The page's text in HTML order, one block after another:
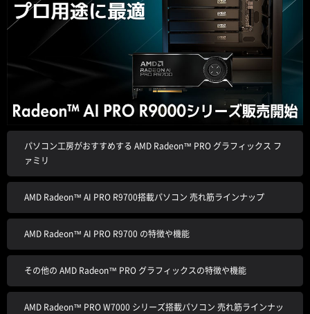
パソコン工房がおすすめする AMD Radeon™ PRO グラフィックス フ
ァミリ
AMD Radeon™ AI PRO R9700搭載パソコン 売れ筋ラインナップ
AMD Radeon™ AI PRO R9700 の特徴や機能
その他の AMD Radeon™ PRO グラフィックスの特徴や機能
AMD Radeon™ PRO W7000 シリーズ搭載パソコン 売れ筋ラインナッ